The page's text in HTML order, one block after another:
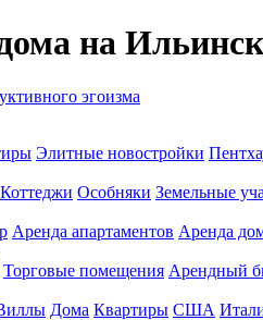
на
эгоизма
Элитные новостройки
Коттеджи Особняки Земельные
Аренда апартаментов Аренда
Торговые помещения Арендный
Дома Квартиры США